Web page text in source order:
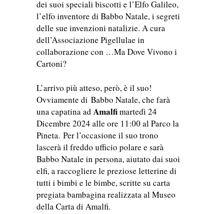
dei suoi speciali biscotti e l’Elfo Galileo,
l’elfo inventore di Babbo Natale, i segreti
delle sue invenzioni natalizie. A cura
dell’Associazione Pigellulae in
collaborazione con …Ma Dove Vivono i
Cartoni?
L’arrivo più atteso, però, è il suo!
Ovviamente di Babbo Natale, che farà
una capatina ad Amalfimartedì 24
Dicembre 2024 alle ore 11:00 al Parco la
Pineta. Per l’occasione il suo trono
lascerà il freddo ufficio polare e sarà
Babbo Natale in persona, aiutato dai suoi
elfi, a raccogliere le preziose letterine di
tutti i bimbi e le bimbe, scritte su carta
pregiata bambagina realizzata al Museo
della Carta di Amalfi.